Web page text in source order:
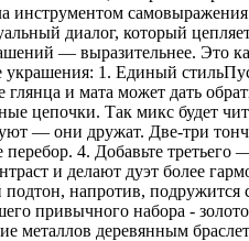
инструментом
диалог, который
— выразительнее.
украшения: 1. Единый
и мата может дать
цепочки. Так микс будет
— они дружат. Две-три
4. Добавьте
и делают дуэт более
напротив, подружится
привычного набора -
металлов деревянным